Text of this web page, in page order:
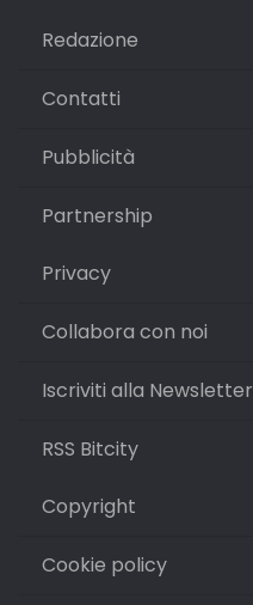
Redazione
Contatti
Pubblicità
Partnership
Privacy
Collabora con noi
Iscriviti alla Newsletter
RSS Bitcity
Copyright
Cookie policy